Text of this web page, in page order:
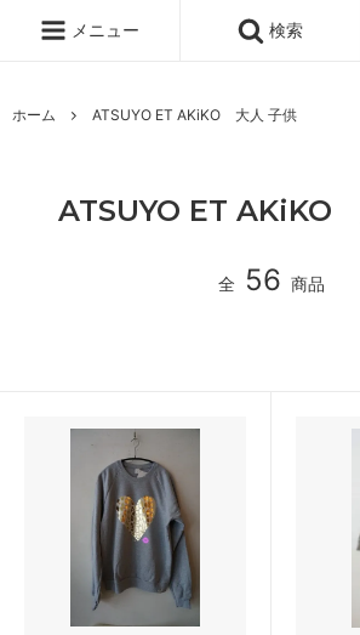
メニュー 検索
ホーム ATSUYO ET AKiKO 大人 子供
ATSUYO ET AKiKO
全 56 商品